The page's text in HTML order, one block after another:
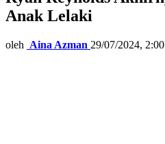
Anak Lelaki
oleh Aina Azman 29/07/2024,